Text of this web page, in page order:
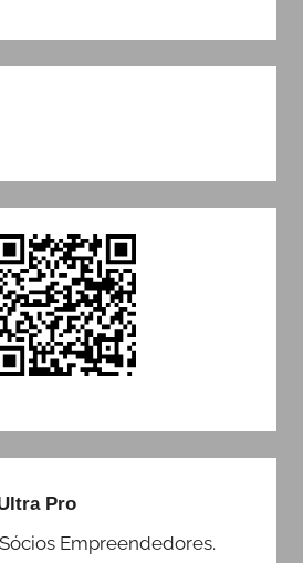
Pro
Empreendedores.